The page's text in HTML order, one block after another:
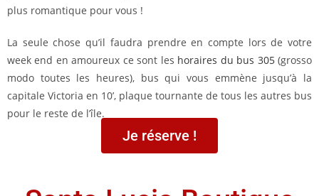
plus romantique pour vous !
La seule chose qu’il faudra prendre en compte lors de votre
week end en amoureux ce sont les horaires du bus 305(grosso
modo toutes les heures), bus qui vous emmène jusqu’à la
capitale Victoria en 10’, plaque tournante de tous les autres bus
pour le reste de l’île.
Je réserve !